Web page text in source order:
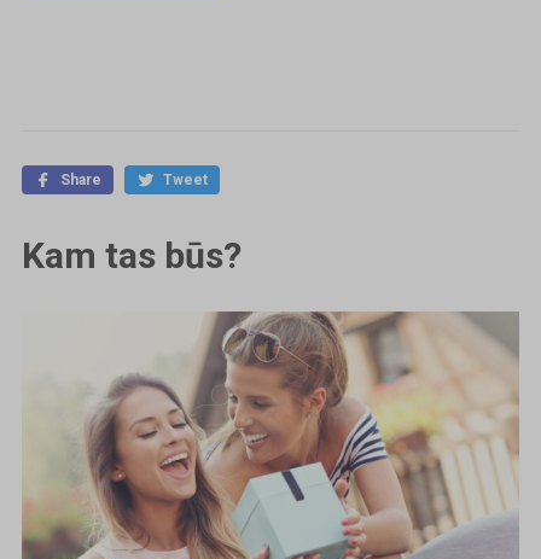
Share Tweet
Kam tas būs?